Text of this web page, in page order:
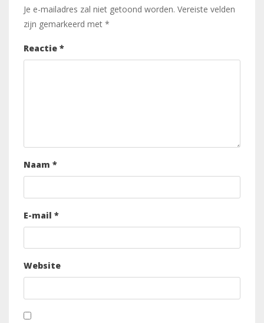
Je e-mailadres zal niet getoond worden. Vereiste velden
zijn gemarkeerd met *
Reactie *
Naam *
E-mail *
Website